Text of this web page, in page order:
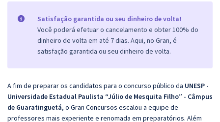
Satisfação garantida ou seu dinheiro de volta!
Você poderá efetuar o cancelamento e obter 100% do
dinheiro de volta em até 7 dias. Aqui, no Gran, é
satisfação garantida ou seu dinheiro de volta.
A fim de preparar os candidatos para o concurso público da UNESP -
Universidade Estadual Paulista “Júlio de Mesquita Filho” - Câmpus
de Guaratinguetá, o Gran Concursos escalou a equipe de
professores mais experiente e renomada em preparatórios. Além